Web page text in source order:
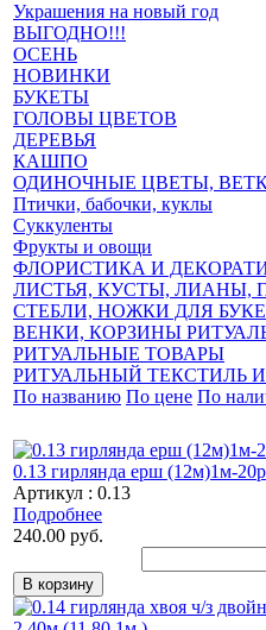
Украшения на новый год
ВЫГОДНО!!!
ОСЕНЬ
НОВИНКИ
БУКЕТЫ
ГОЛОВЫ ЦВЕТОВ
ДЕРЕВЬЯ
КАШПО
ОДИНОЧНЫЕ ЦВЕТЫ,
Птички, бабочки, куклы
Суккуленты
Фрукты и овощи
ФЛОРИСТИКА И
ЛИСТЬЯ, КУСТЫ, ЛИАНЫ,
СТЕБЛИ, НОЖКИ ДЛЯ
ВЕНКИ, КОРЗИНЫ
РИТУАЛЬНЫЕ ТОВАРЫ
РИТУАЛЬНЫЙ ТЕКСТИЛЬ
По названию По цене По
0.13 гирлянда ерш (12м)1м-20р
Артикул : 0.13
Подробнее
240.00 руб.